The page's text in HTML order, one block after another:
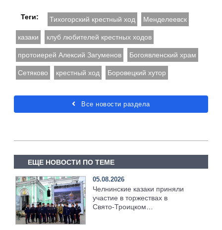
Теги: Тихогорский крестный ход Менделеевск
казаки клуб любителей крестных ходов
протоиерей Алексий Загуменов Богоявленский храм
Сетяково крестный ход Боровецкий хутор
Все новости раздела
ЕЩЕ НОВОСТИ ПО ТЕМЕ
05.08.2026
Челнинские казаки приняли
участие в торжествах в
Свято‑Троицком